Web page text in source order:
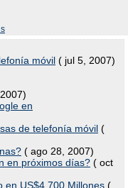
móvil ( jul 5, 2007)
en
de telefonía móvil (
( ago 28, 2007)
en próximos días? ( oct
en US$4,700 Millones (